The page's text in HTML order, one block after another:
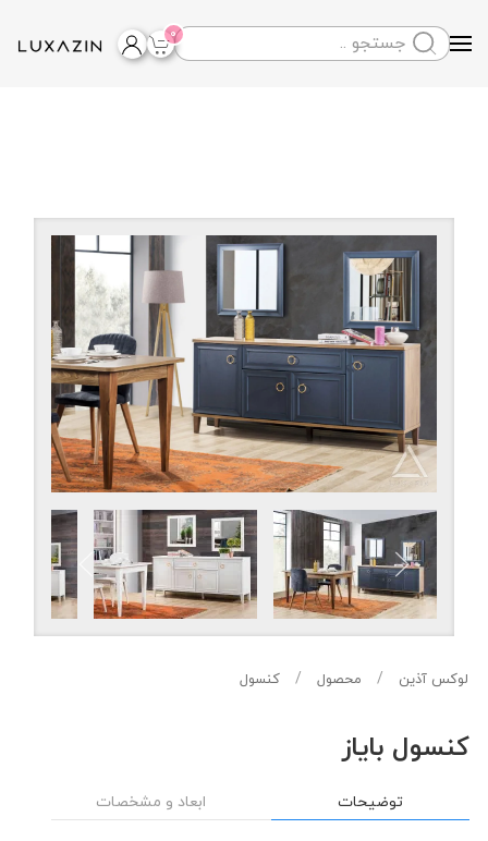
Skip to main content
0
لوکس آذین محصول کنسول
کنسول بایاز
توضیحات ابعاد و مشخصات